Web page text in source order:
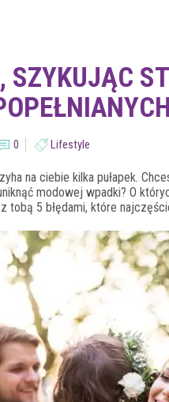
SZYKUJĄC
0 Lifestyle
na ciebie kilka pułapek.
modowej wpadki? O
tobą 5 błędami, które